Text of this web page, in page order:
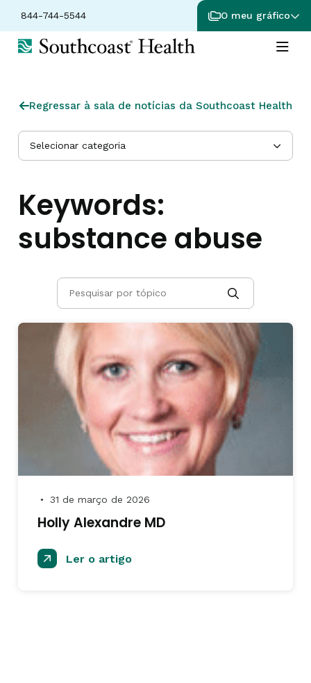
844-744-5544 O meu gráfico
Regressar à sala de notícias da Southcoast Health
Selecionar categoria
Keywords:
substance abuse
● 31 de março de 2026
Holly Alexandre MD
Ler o artigo